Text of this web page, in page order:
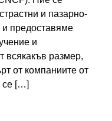
и пазарно-
предоставяме
и
всякакъв размер,
от компаниите от
се […]